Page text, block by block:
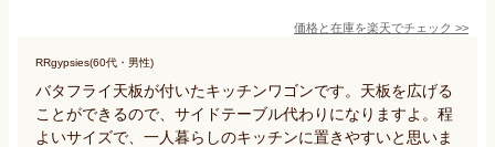
価格と在庫を楽天でチェック >>
RRgypsies(60代・男性)
バタフライ天板が付いたキッチンワゴンです。天板を広げる
ことができるので、サイドテーブル代わりになりますよ。程
よいサイズで、一人暮らしのキッチンに置きやすいと思いま